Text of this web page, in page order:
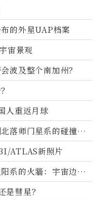
的外星UAP档案
宙景观
波及整个南加州？
人重返月球
落师门星系的碰撞与
ATLAS新照片
系的火牆：宇宙边界
彗星？